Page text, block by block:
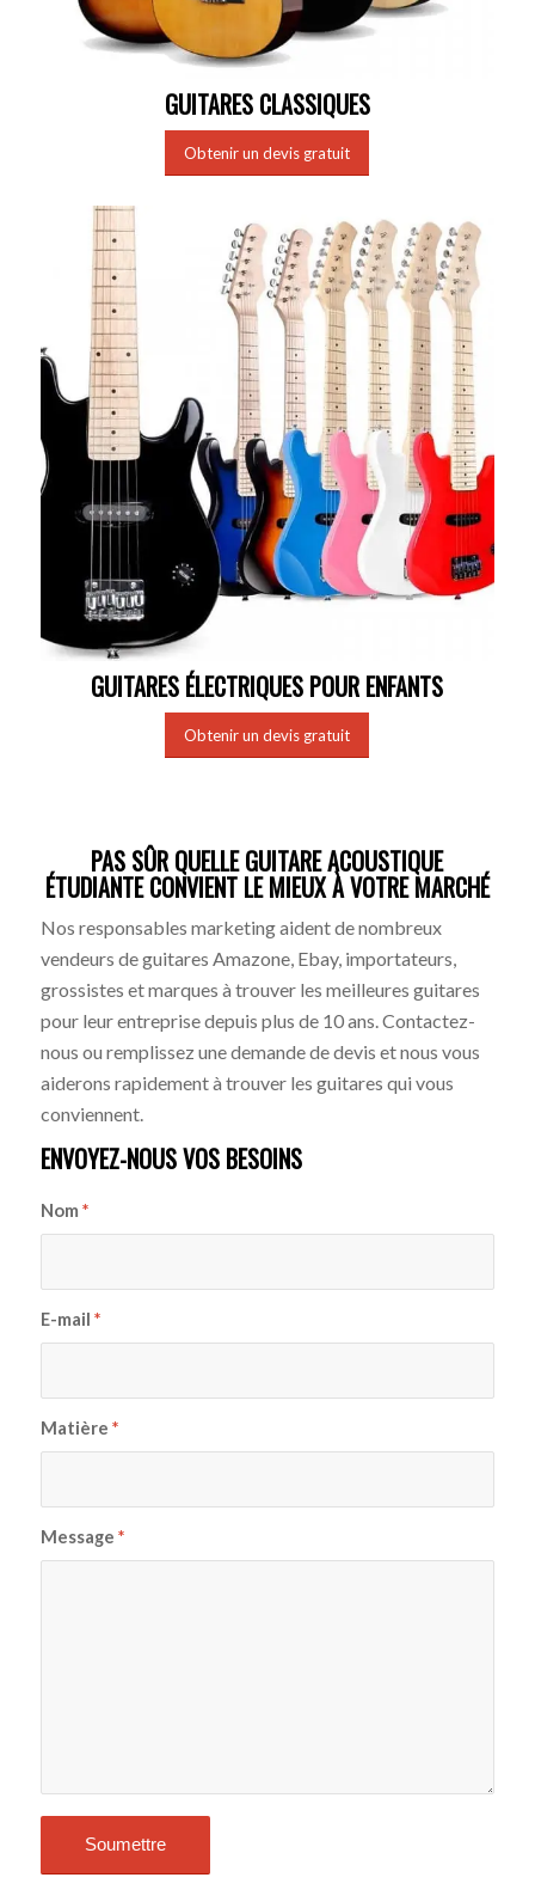
GUITARES CLASSIQUES
Obtenir un devis gratuit
GUITARES ÉLECTRIQUES POUR ENFANTS
Obtenir un devis gratuit
PAS SÛR QUELLE GUITARE ACOUSTIQUE
ÉTUDIANTE CONVIENT LE MIEUX À VOTRE MARCHÉ
Nos responsables marketing aident de nombreux
vendeurs de guitares Amazone, Ebay, importateurs,
grossistes et marques à trouver les meilleures guitares
pour leur entreprise depuis plus de 10 ans. Contactez-
nous ou remplissez une demande de devis et nous vous
aiderons rapidement à trouver les guitares qui vous
conviennent.
ENVOYEZ-NOUS VOS BESOINS
Nom *
E-mail *
Matière *
Message *